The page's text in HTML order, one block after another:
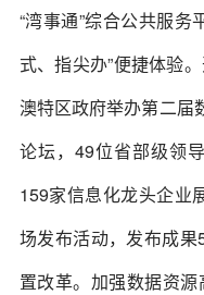
“湾事通”综合公共服务
式、指尖办”便捷体验
澳特区政府举办第二届
论坛，49位省部级领
159家信息化龙头企业
场发布活动，发布成
置改革。加强数据资